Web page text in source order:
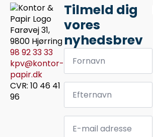
Farøvej 31,
9800 Hjørring
98 92 33 33
kpv@kontor-
papir.dk
CVR: 10 46 41
96
Tilmeld dig
vores
nyhedsbrev
Fornavn
Efternavn
Email